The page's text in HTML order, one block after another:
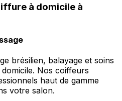
à domicile à
brésilien, balayage et soins
Nos coiffeurs
haut de gamme
votre salon.